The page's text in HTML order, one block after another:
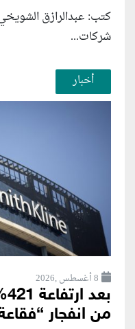
شركات...
أخبار
8 أغسطس ,2026
من انفجار